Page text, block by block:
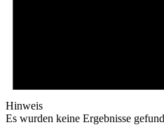
Hinweis
Es wurden keine Ergebnisse